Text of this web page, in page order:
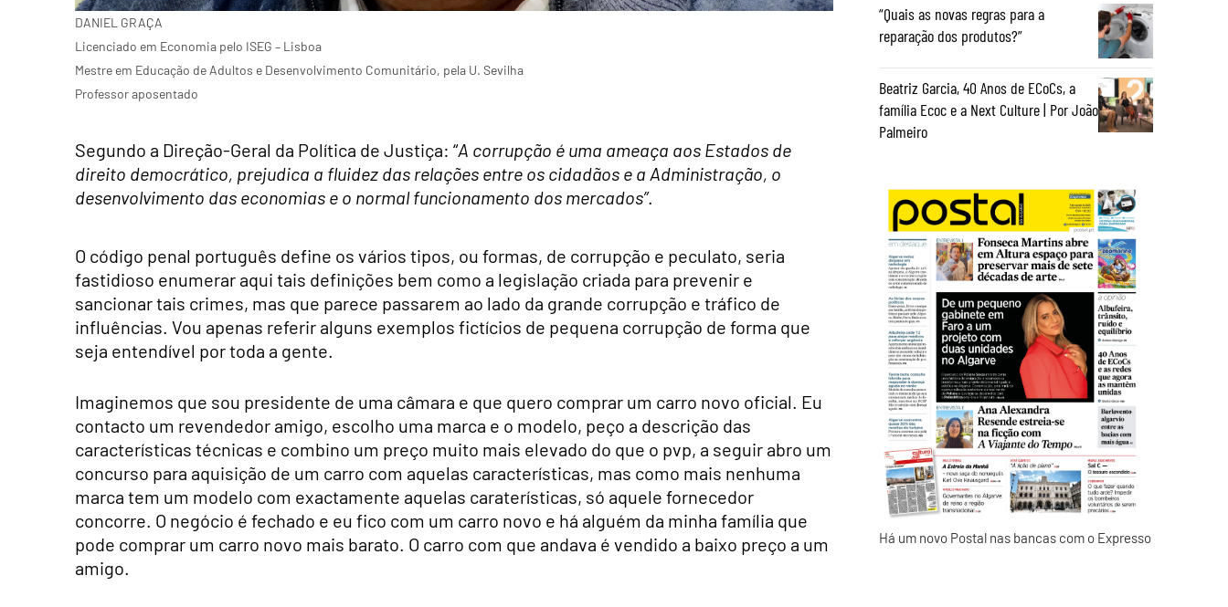
DANIEL GRAÇA
Licenciado em Economia pelo ISEG – Lisboa
Mestre em Educação de Adultos e Desenvolvimento Comunitário, pela U. Sevilha
Professor aposentado
Segundo a Direção-Geral da Política de Justiça: “A corrupção é uma ameaça aos Estados de
direito democrático, prejudica a fluidez das relações entre os cidadãos e a Administração, o
desenvolvimento das economias e o normal funcionamento dos mercados”.
O código penal português define os vários tipos, ou formas, de corrupção e peculato, seria
fastidioso enumerar aqui tais definições bem como a legislação criada para prevenir e
sancionar tais crimes, mas que parece passarem ao lado da grande corrupção e tráfico de
influências. Vou apenas referir alguns exemplos fictícios de pequena corrupção de forma que
seja entendível por toda a gente.
Imaginemos que sou presidente de uma câmara e que quero comprar um carro novo oficial. Eu
contacto um revendedor amigo, escolho uma marca e o modelo, peço a descrição das
características técnicas e combino um preço muito mais elevado do que o pvp, a seguir abro um
concurso para aquisição de um carro com aquelas características, mas como mais nenhuma
marca tem um modelo com exactamente aquelas caraterísticas, só aquele fornecedor
concorre. O negócio é fechado e eu fico com um carro novo e há alguém da minha família que
pode comprar um carro novo mais barato. O carro com que andava é vendido a baixo preço a um
amigo.
“Quais as novas regras para a
reparação dos produtos?”
Beatriz Garcia, 40 Anos de ECoCs, a
família Ecoc e a Next Culture | Por João
Palmeiro
Há um novo Postal nas bancas com o Expresso